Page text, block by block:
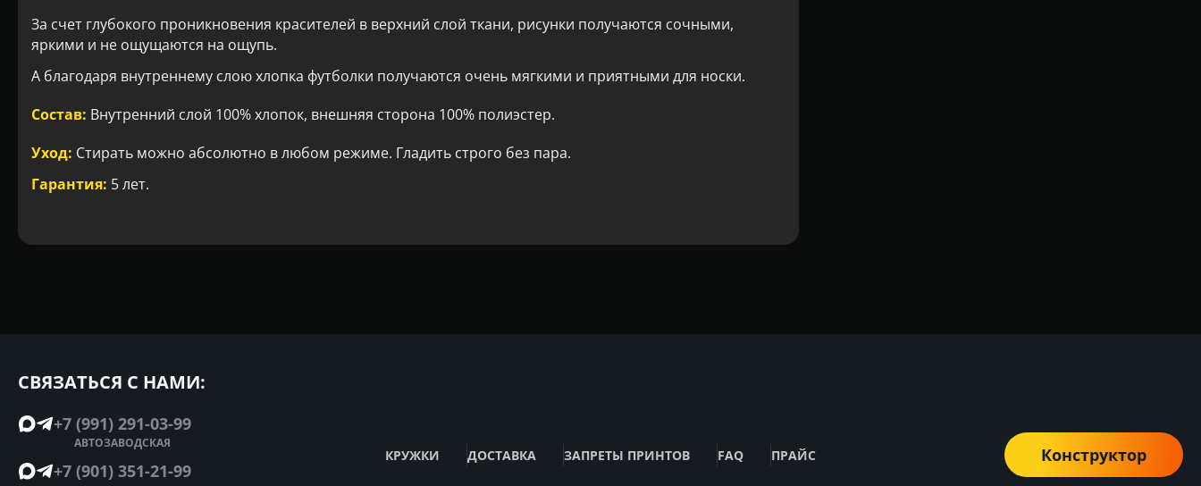
За счет глубокого проникновения красителей в верхний слой ткани, рисунки получаются сочными,
яркими и не ощущаются на ощупь.
А благодаря внутреннему слою хлопка футболки получаются очень мягкими и приятными для носки.
Состав: Внутренний слой 100% хлопок, внешняя сторона 100% полиэстер.
Уход: Стирать можно абсолютно в любом режиме. Гладить строго без пара.
Гарантия: 5 лет.
СВЯЗАТЬСЯ С НАМИ:
+7 (991) 291-03-99
АВТОЗАВОДСКАЯ
+7 (901) 351-21-99
КРУЖКИ ДОСТАВКА ЗАПРЕТЫ ПРИНТОВ FAQ ПРАЙС Конструктор